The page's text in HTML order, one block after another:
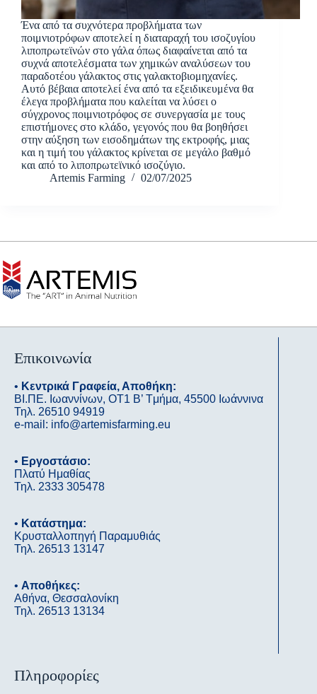
Ένα από τα συχνότερα προβλήματα των
ποιμνιοτρόφων αποτελεί η διαταραχή του ισοζυγίου
λιποπρωτεϊνών στο γάλα όπως διαφαίνεται από τα
συχνά αποτελέσματα των χημικών αναλύσεων του
παραδοτέου γάλακτος στις γαλακτοβιομηχανίες.
Αυτό βέβαια αποτελεί ένα από τα εξειδικευμένα θα
έλεγα προβλήματα που καλείται να λύσει ο
σύγχρονος ποιμνιοτρόφος σε συνεργασία με τους
επιστήμονες στο κλάδο, γεγονός που θα βοηθήσει
στην αύξηση των εισοδημάτων της εκτροφής, μιας
και η τιμή του γάλακτος κρίνεται σε μεγάλο βαθμό
και από το λιποπρωτεϊνικό ισοζύγιο.
Artemis Farming
02/07/2025
Επικοινωνία
• Κεντρικά Γραφεία, Αποθήκη:
ΒΙ.ΠΕ. Ιωαννίνων, OΤ1 B’ Tμήμα, 45500 Ιωάννινα
Τηλ. 26510 94919
e-mail: info@artemisfarming.eu
• Εργοστάσιο:
Πλατύ Ημαθίας
Τηλ. 2333 305478
• Κατάστημα:
Κρυσταλλοπηγή Παραμυθιάς
Τηλ. 26513 13147
• Αποθήκες:
Αθήνα, Θεσσαλονίκη
Τηλ. 26513 13134
Πληροφορίες